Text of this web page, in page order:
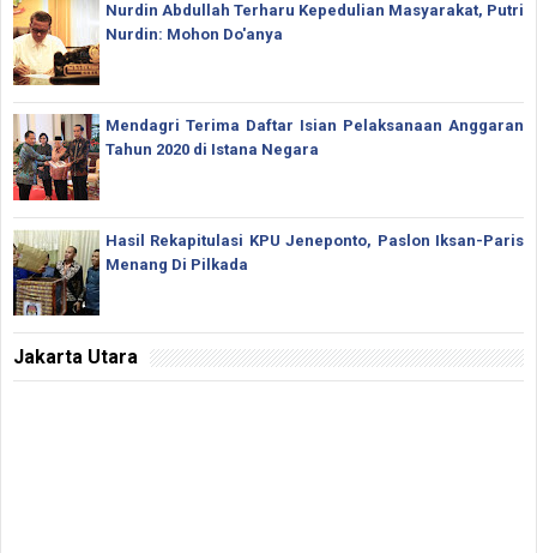
Nurdin Abdullah Terharu Kepedulian Masyarakat, Putri
Nurdin: Mohon Do'anya
Mendagri Terima Daftar Isian Pelaksanaan Anggaran
Tahun 2020 di Istana Negara
Hasil Rekapitulasi KPU Jeneponto, Paslon Iksan-Paris
Menang Di Pilkada
Jakarta Utara